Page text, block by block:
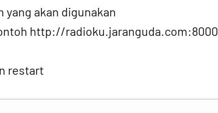
akan digunakan
http://radioku.jaranguda.com:8000
restart